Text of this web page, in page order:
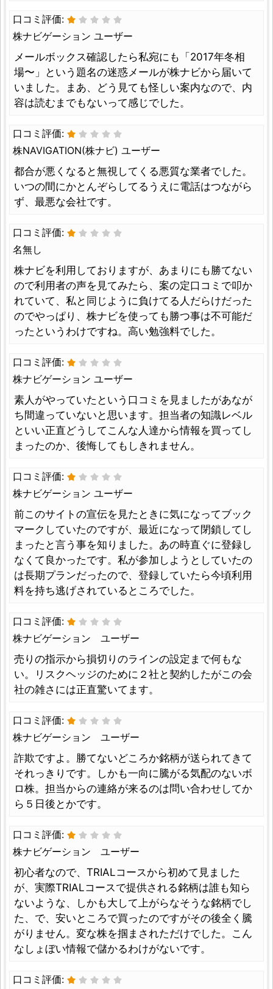
口コミ評価:
株ナビゲーション ユーザー
メールボックス確認したら私宛にも「2017年冬相
場〜」という題名の迷惑メールが株ナビから届いて
いました。まあ、どう見ても怪しい案内なので、内
容は読むまでもないって感じでした。
口コミ評価:
株NAVIGATION(株ナビ) ユーザー
都合が悪くなると無視してくる悪質な業者でした。
いつの間にかとんぞらしてるうえに電話はつながら
ず、最悪な会社です。
口コミ評価:
名無し
株ナビを利用しておりますが、あまりにも勝てない
ので利用者の声を見てみたら、案の定口コミで叩か
れていて、私と同じように負けてる人だらけだった
のでやっぱり、株ナビを使っても勝つ事は不可能だ
ったというわけですね。高い勉強料でした。
口コミ評価:
株ナビゲーション ユーザー
素人がやっていたという口コミを見ましたがあなが
ち間違っていないと思います。担当者の知識レベル
といい正直どうしてこんな人達から情報を買ってし
まったのか、後悔してもしきれません。
口コミ評価:
株ナビゲーション ユーザー
前このサイトの宣伝を見たときに気になってブック
マークしていたのですが、最近になって閉鎖してし
まったと言う事を知りました。あの時直ぐに登録し
なくて良かったです。私が参加しようとしていたの
は長期プランだったので、登録していたら今頃利用
料を持ち逃げされているところでした。
口コミ評価:
株ナビゲーション ユーザー
売りの指示から損切りのラインの設定まで何もな
い。リスクヘッジのために２社と契約したがこの会
社の雑さには正直驚いてます。
口コミ評価:
株ナビゲーション ユーザー
詐欺ですよ。勝てないどころか銘柄が送られてきて
それっきりです。しかも一向に騰がる気配のないボ
ロ株。担当からの連絡が来るのは問い合わせしてか
ら５日後とかです。
口コミ評価:
株ナビゲーション ユーザー
初心者なので、TRIALコースから初めて見ました
が、実際TRIALコースで提供される銘柄は誰も知ら
ないような、しかも大して上がらなそうな銘柄でし
た、で、安いところで買ったのですがその後全く騰
がりません。変な株を掴まされただけでした。こん
なしょぼい情報で儲かるわけがないです。
口コミ評価: